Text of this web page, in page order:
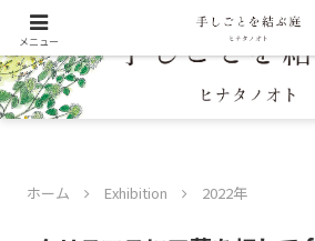
ホーム Exhibition 2022年
メニュー